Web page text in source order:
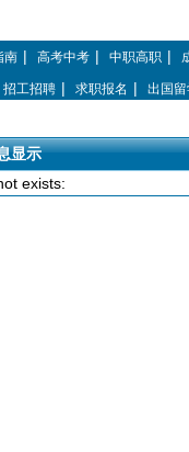
热忱欢
南 | 高考中考 | 中职高职 |
招工招聘 | 求职报名 | 出国留
显示
exists: